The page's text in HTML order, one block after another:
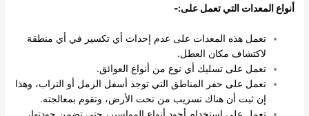
أنواع المعدات التي تعمل على:-
تعمل هذه المعدات على عدم إحداث أي تكسير في أي منطقة
لاكتشاف مكان العطل.
تعمل على تسليك أي نوع من أنواع العوائق.
تعمل على حفر المناطق التي توجد أسفل الرمل أو التراب، وهذا
إن ثبت أن هناك تسريب من تحت الأرض، وتقوم بمعالجته.